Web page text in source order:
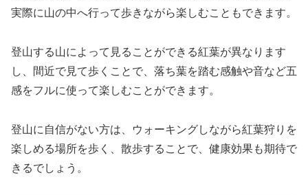
実際に山の中へ行って歩きながら楽しむこともできます。
登山する山によって見ることができる紅葉が異なります
し、間近で見て歩くことで、落ち葉を踏む感触や音など五
感をフルに使って楽しむことができます。
登山に自信がない方は、ウォーキングしながら紅葉狩りを
楽しめる場所を歩く、散歩することで、健康効果も期待で
きるでしょう。